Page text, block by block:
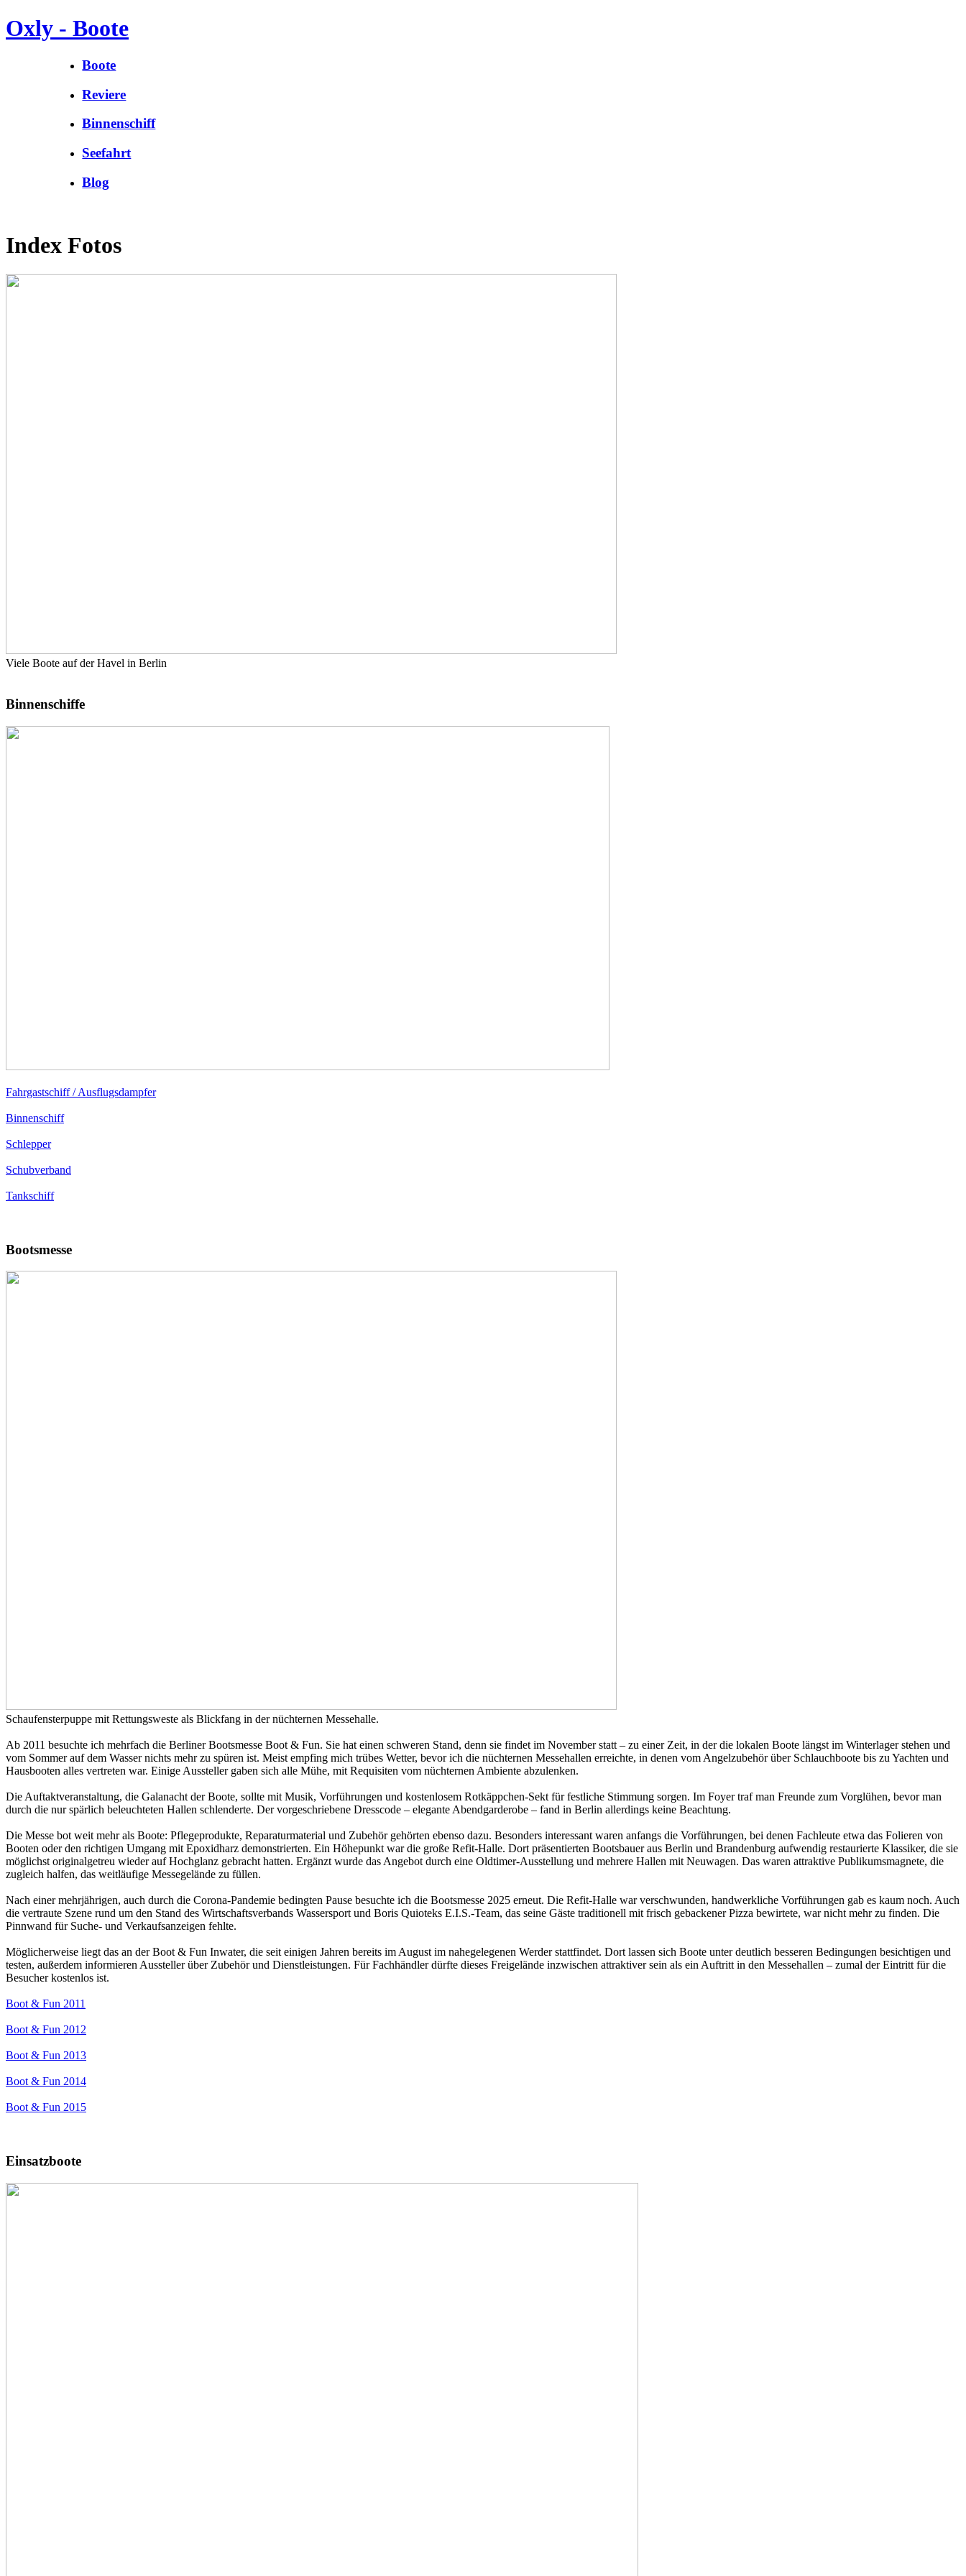
Oxly - Boote
Boote
Reviere
Binnenschiff
Seefahrt
Blog
Index Fotos
Viele Boote auf der Havel in Berlin
Binnenschiffe
Fahrgastschiff / Ausflugsdampfer
Binnenschiff
Schlepper
Schubverband
Tankschiff
Bootsmesse
Schaufensterpuppe mit Rettungsweste als Blickfang in der nüchternen Messehalle.
Ab 2011 besuchte ich mehrfach die Berliner Bootsmesse Boot & Fun. Sie hat einen schweren Stand, denn sie findet im November statt – zu einer Zeit, in der die lokalen Boote längst im Winterlager stehen und
vom Sommer auf dem Wasser nichts mehr zu spüren ist. Meist empfing mich trübes Wetter, bevor ich die nüchternen Messehallen erreichte, in denen vom Angelzubehör über Schlauchboote bis zu Yachten und
Hausbooten alles vertreten war. Einige Aussteller gaben sich alle Mühe, mit Requisiten vom nüchternen Ambiente abzulenken.
Die Auftaktveranstaltung, die Galanacht der Boote, sollte mit Musik, Vorführungen und kostenlosem Rotkäppchen-Sekt für festliche Stimmung sorgen. Im Foyer traf man Freunde zum Vorglühen, bevor man
durch die nur spärlich beleuchteten Hallen schlenderte. Der vorgeschriebene Dresscode – elegante Abendgarderobe – fand in Berlin allerdings keine Beachtung.
Die Messe bot weit mehr als Boote: Pflegeprodukte, Reparaturmaterial und Zubehör gehörten ebenso dazu. Besonders interessant waren anfangs die Vorführungen, bei denen Fachleute etwa das Folieren von
Booten oder den richtigen Umgang mit Epoxidharz demonstrierten. Ein Höhepunkt war die große Refit-Halle. Dort präsentierten Bootsbauer aus Berlin und Brandenburg aufwendig restaurierte Klassiker, die sie
möglichst originalgetreu wieder auf Hochglanz gebracht hatten. Ergänzt wurde das Angebot durch eine Oldtimer-Ausstellung und mehrere Hallen mit Neuwagen. Das waren attraktive Publikumsmagnete, die
zugleich halfen, das weitläufige Messegelände zu füllen.
Nach einer mehrjährigen, auch durch die Corona-Pandemie bedingten Pause besuchte ich die Bootsmesse 2025 erneut. Die Refit-Halle war verschwunden, handwerkliche Vorführungen gab es kaum noch. Auch
die vertraute Szene rund um den Stand des Wirtschaftsverbands Wassersport und Boris Quioteks E.I.S.-Team, das seine Gäste traditionell mit frisch gebackener Pizza bewirtete, war nicht mehr zu finden. Die
Pinnwand für Suche- und Verkaufsanzeigen fehlte.
Möglicherweise liegt das an der Boot & Fun Inwater, die seit einigen Jahren bereits im August im nahegelegenen Werder stattfindet. Dort lassen sich Boote unter deutlich besseren Bedingungen besichtigen und
testen, außerdem informieren Aussteller über Zubehör und Dienstleistungen. Für Fachhändler dürfte dieses Freigelände inzwischen attraktiver sein als ein Auftritt in den Messehallen – zumal der Eintritt für die
Besucher kostenlos ist.
Boot & Fun 2011
Boot & Fun 2012
Boot & Fun 2013
Boot & Fun 2014
Boot & Fun 2015
Einsatzboote